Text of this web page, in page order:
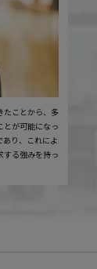
たことから、多
とが可能になっ
り、これによ
する強みを持っ